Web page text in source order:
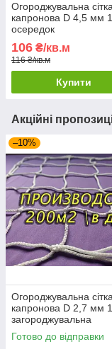
Огороджувальна
капронова D 4,5 мм
осередок
загороджувальна для
спортзалів стадіонів,
спортмайданчиків
106 ₴/кв.м
116 ₴/кв.м
Купити
Акційні
–10%
Огороджувальна
капронова D 2,7 мм
загороджувальна
огороджувальна для
стадіонів спортзалів
Готово до відправки